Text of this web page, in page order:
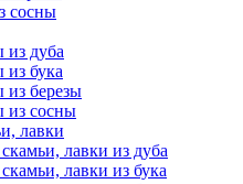
сосны
из дуба
из бука
из березы
из сосны
лавки
лавки из дуба
лавки из бука